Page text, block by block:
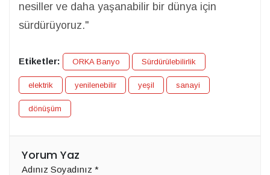
nesiller ve daha yaşanabilir bir dünya için
sürdürüyoruz."
Etiketler: ORKA Banyo Sürdürülebilirlik
elektrik yenilenebilir yeşil sanayi
dönüşüm
Yorum Yaz
Adınız Soyadınız *